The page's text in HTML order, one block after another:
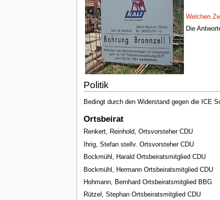
[[|]]
Welchen
Die
Politik
Bedingt durch den Widerstand gegen die ICE
Ortsbeirat
Renkert, Reinhold, Ortsvorsteher CDU
Ihrig, Stefan stellv. Ortsvorsteher CDU
Bockmühl, Harald Ortsbeiratsmitglied CDU
Bockmühl, Hermann Ortsbeiratsmitglied CDU
Hohmann, Bernhard Ortsbeiratsmitglied BBG
Rützel, Stephan Ortsbeiratsmitglied CDU